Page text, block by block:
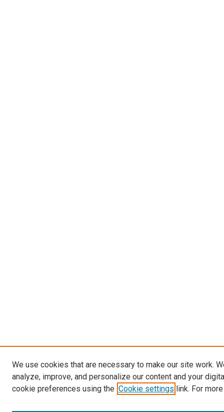
We use cookies that are necessary to make our site work.
analyze, improve, and personalize our content and your
cookie preferences using the Cookie settings link. For